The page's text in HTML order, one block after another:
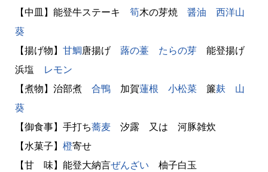
【中皿】能登牛ステーキ 筍木の芽焼 醤油
西洋山
葵
【揚げ物】 甘鯛唐揚げ 蕗の薹 たらの芽能登揚げ
浜塩 レモン
【煮物】治部煮 合鴨加賀蓮根 小松菜簾麸
山
葵
【御食事】手打ち蕎麦汐露 又は 河豚雑炊
【水菓子】 橙寄せ
【甘 味】能登大納言ぜんざい 柚子白玉